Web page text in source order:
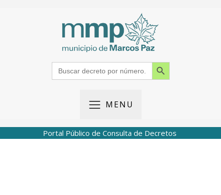
Search
for:
Search Button
MENU
Portal Público de Consulta de Decretos